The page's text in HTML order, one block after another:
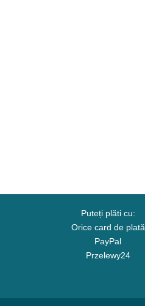
Puteți plăti cu:
Orice card de plată
PayPal
Przelewy24